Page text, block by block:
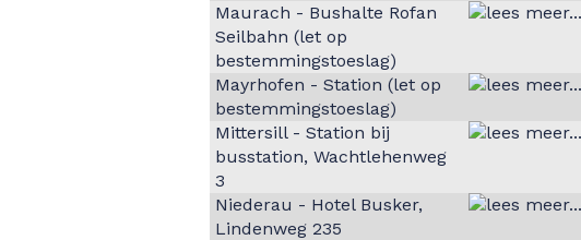
Maurach - Bushalte Rofan
Seilbahn (let op
bestemmingstoeslag)
Mayrhofen - Station (let op
bestemmingstoeslag)
Mittersill - Station bij
busstation, Wachtlehenweg
3
Niederau - Hotel Busker,
Lindenweg 235